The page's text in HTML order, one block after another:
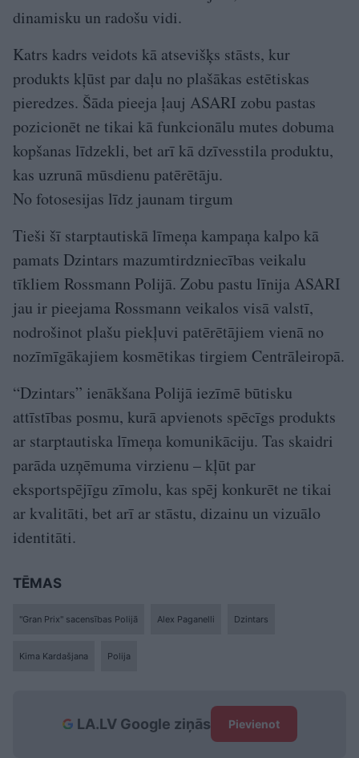
dinamisku un radošu vidi.
Katrs kadrs veidots kā atsevišķs stāsts, kur
produkts kļūst par daļu no plašākas estētiskas
pieredzes. Šāda pieeja ļauj ASARI zobu pastas
pozicionēt ne tikai kā funkcionālu mutes dobuma
kopšanas līdzekli, bet arī kā dzīvesstila produktu,
kas uzrunā mūsdienu patērētāju.
No fotosesijas līdz jaunam tirgum
Tieši šī starptautiskā līmeņa kampaņa kalpo kā
pamats Dzintars mazumtirdzniecības veikalu
tīkliem Rossmann Polijā. Zobu pastu līnija ASARI
jau ir pieejama Rossmann veikalos visā valstī,
nodrošinot plašu piekļuvi patērētājiem vienā no
nozīmīgākajiem kosmētikas tirgiem Centrāleiropā.
“Dzintars” ienākšana Polijā iezīmē būtisku
attīstības posmu, kurā apvienots spēcīgs produkts
ar starptautiska līmeņa komunikāciju. Tas skaidri
parāda uzņēmuma virzienu – kļūt par
eksportspējīgu zīmolu, kas spēj konkurēt ne tikai
ar kvalitāti, bet arī ar stāstu, dizainu un vizuālo
identitāti.
TĒMAS
"Gran Prix" sacensības Polijā Alex Paganelli Dzintars
Kima Kardašjana Polija
LA.LV Google ziņās Pievienot